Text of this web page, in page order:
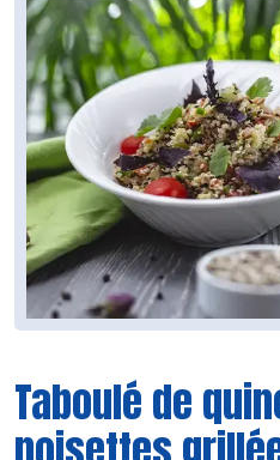
Taboulé de